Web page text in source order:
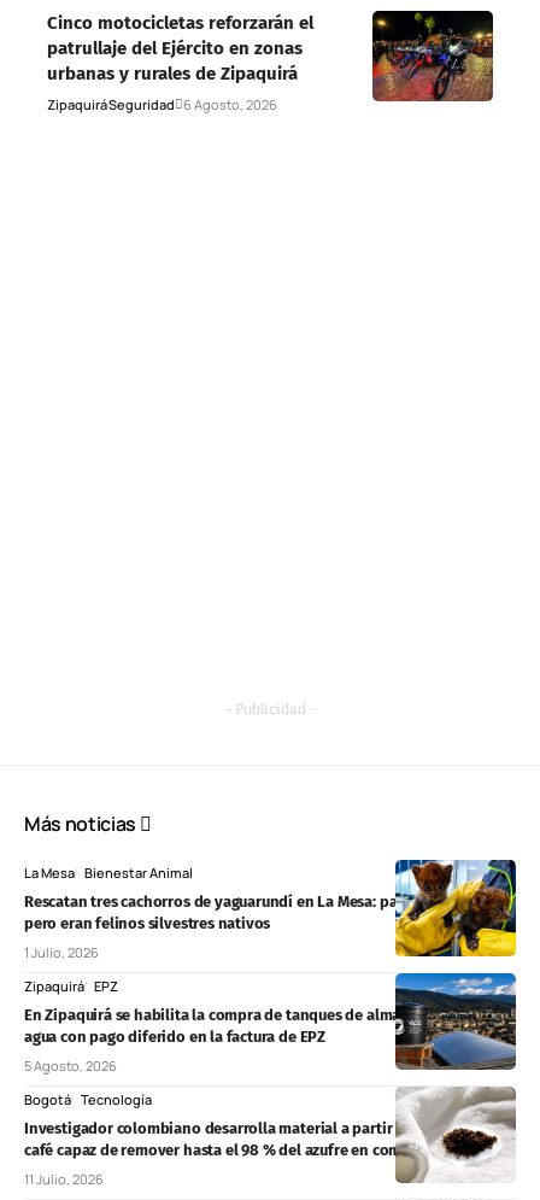
Cinco motocicletas reforzarán el
patrullaje del Ejército en zonas
urbanas y rurales de Zipaquirá
ZipaquiráSeguridad 6 Agosto, 2026
- Publicidad -
Más noticias
La Mesa Bienestar Animal
Rescatan tres cachorros de yaguarundí en La Mesa: parecían gatos,
pero eran felinos silvestres nativos
1 Julio, 2026
Zipaquirá EPZ
En Zipaquirá se habilita la compra de tanques de almacenamiento de
agua con pago diferido en la factura de EPZ
5 Agosto, 2026
Bogotá Tecnología
Investigador colombiano desarrolla material a partir de residuos de
café capaz de remover hasta el 98 % del azufre en combustibles
11 Julio, 2026